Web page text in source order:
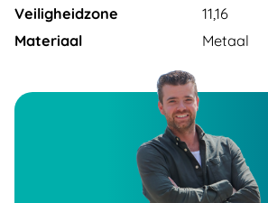
Veiligheidzone
11,16
Materiaal
Metaal